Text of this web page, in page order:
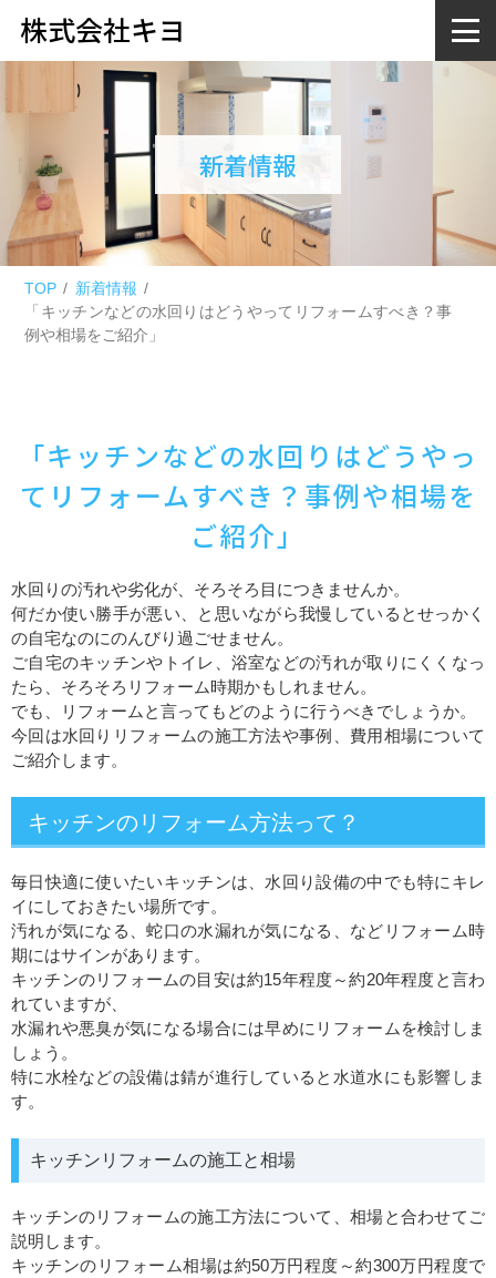
株式会社キヨ
新着情報
TOP
新着情報
「キッチンなどの水回りはどうやってリフォームすべき？事
例や相場をご紹介」
「キッチンなどの水回りはどうやっ
てリフォームすべき？事例や相場を
ご紹介」
水回りの汚れや劣化が、そろそろ目につきませんか。
何だか使い勝手が悪い、と思いながら我慢しているとせっかく
の自宅なのにのんびり過ごせません。
ご自宅のキッチンやトイレ、浴室などの汚れが取りにくくなっ
たら、そろそろリフォーム時期かもしれません。
でも、リフォームと言ってもどのように行うべきでしょうか。
今回は水回りリフォームの施工方法や事例、費用相場について
ご紹介します。
キッチンのリフォーム方法って？
毎日快適に使いたいキッチンは、水回り設備の中でも特にキレ
イにしておきたい場所です。
汚れが気になる、蛇口の水漏れが気になる、などリフォーム時
期にはサインがあります。
キッチンのリフォームの目安は約15年程度～約20年程度と言わ
れていますが、
水漏れや悪臭が気になる場合には早めにリフォームを検討しま
しょう。
特に水栓などの設備は錆が進行していると水道水にも影響しま
す。
キッチンリフォームの施工と相場
キッチンのリフォームの施工方法について、相場と合わせてご
説明します。
キッチンのリフォーム相場は約50万円程度～約300万円程度で